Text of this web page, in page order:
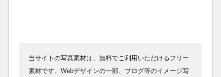
当サイトの写真素材は、無料でご利用いただけるフリー
素材です。Webデザインの一部、ブログ等のイメージ写